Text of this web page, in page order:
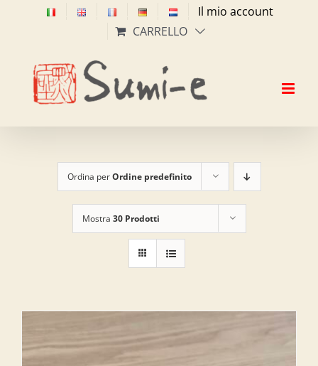
Il mio account
CARRELLO
Ordina perOrdine predefinito
Mostra 30 Prodotti